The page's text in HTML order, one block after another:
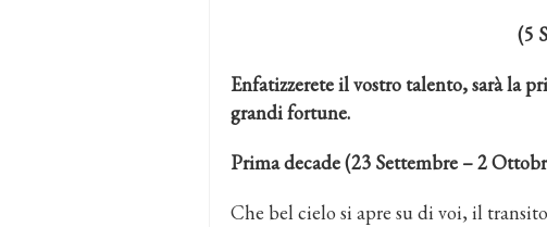
(5
Enfatizzerete il vostro talento, sarà la
grandi fortune.
Prima decade (23 Settembre – 2
Che bel cielo si apre su di voi, il